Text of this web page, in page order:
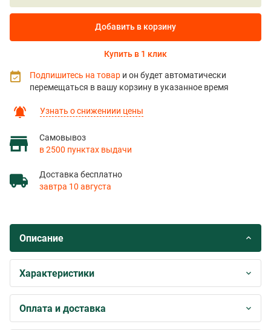
Узнать о снижениии цены
Самовывоз
в 2500 пунктах выдачи
Доставка бесплатно
завтра 10 августа
Добавить в корзину
Купить в 1 клик
Подпишитесь на товар и он будет автоматически
перемещаться в вашу корзину в указанное время
Описание
Характеристики
Оплата и доставка